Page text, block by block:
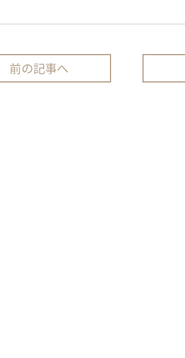
前の記事へ